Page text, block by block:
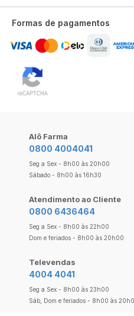
Formas de pagamentos
Alô Farma
0800 4004041
Seg a Sex - 8h00 às 20h00
Sábado - 8h00 às 16h30
Atendimento ao Cliente
0800 6436464
Seg a Sex - 8h00 às 22h00
Dom e feriados - 8h00 às 20h00
Televendas
4004 4041
Seg a Sex - 8h00 às 23h00
Sáb, Dom e feriados - 8h00 às